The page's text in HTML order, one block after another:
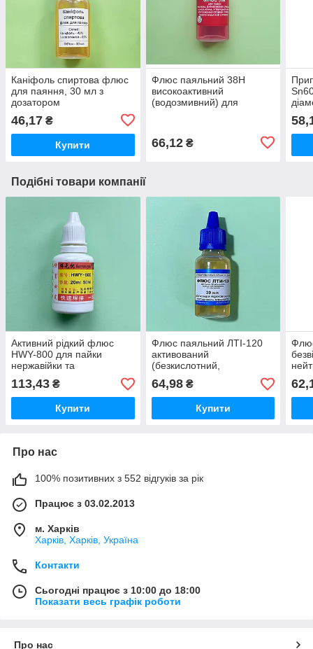
Каніфоль спиртова флюс
для паяння, 30 мл з
дозатором
46,17 ₴
Купити
Флюс паяльний 38Н
високоактивний
(водозмивний) для
66,12₴
Подібні товари компанії
Активний рідкий флюс
HWY-800 для пайки
нержавійки та
акумуляторів 20 мл
113,43 ₴
Купити
Флюс паяльний ЛТІ-120
активований
(безкислотний,
каніфольний), флакон 30
мл
64,98₴
Купити
Про нас
100% позитивних з 552 відгуків за рік
Працює з 03.02.2013
м. Харків
Харків, Харків, Україна
Контакти
Сьогодні працює з 10:00 до 18:00
Показати весь графік роботи
Про нас